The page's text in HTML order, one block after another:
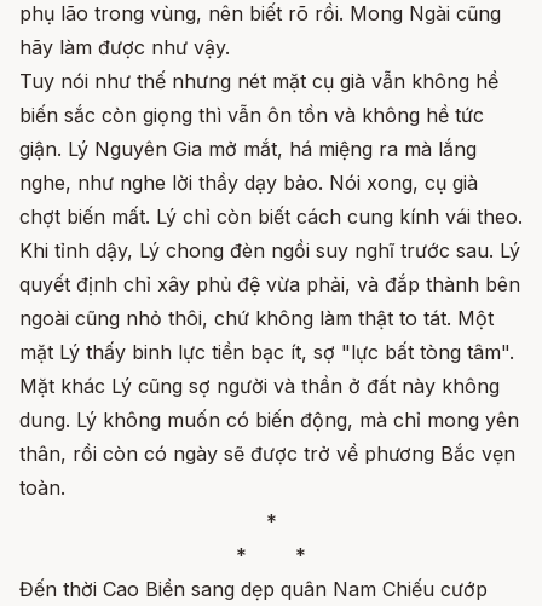
phụ lão trong vùng, nên biết rõ rồi. Mong Ngài cũng
hãy làm được như vậy.
Tuy nói như thế nhưng nét mặt cụ già vẫn không hề
biến sắc còn giọng thì vẫn ôn tồn và không hề tức
giận. Lý Nguyên Gia mở mắt, há miệng ra mà lắng
nghe, như nghe lời thầy dạy bảo. Nói xong, cụ già
chợt biến mất. Lý chỉ còn biết cách cung kính vái theo.
Khi tỉnh dậy, Lý chong đèn ngồi suy nghĩ trước sau. Lý
quyết định chỉ xây phủ đệ vừa phải, và đắp thành bên
ngoài cũng nhỏ thôi, chứ không làm thật to tát. Một
mặt Lý thấy binh lực tiền bạc ít, sợ "lực bất tòng tâm".
Mặt khác Lý cũng sợ người và thần ở đất này không
dung. Lý không muốn có biến động, mà chỉ mong yên
thân, rồi còn có ngày sẽ được trở về phương Bắc vẹn
toàn.
*
* *
Đến thời Cao Biền sang dẹp quân Nam Chiếu cướp